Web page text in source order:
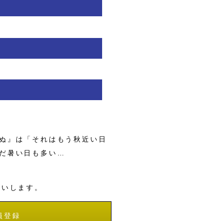
』は「それはもう秋近い日
暑い日も多い…
します。
登録